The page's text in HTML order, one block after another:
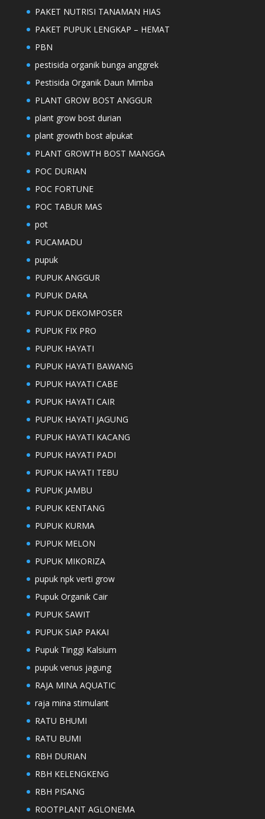
PAKET NUTRISI TANAMAN HIAS
PAKET PUPUK LENGKAP – HEMAT
PBN
pestisida organik bunga anggrek
Pestisida Organik Daun Mimba
PLANT GROW BOST ANGGUR
plant grow bost durian
plant growth bost alpukat
PLANT GROWTH BOST MANGGA
POC DURIAN
POC FORTUNE
POC TABUR MAS
pot
PUCAMADU
pupuk
PUPUK ANGGUR
PUPUK DARA
PUPUK DEKOMPOSER
PUPUK FIX PRO
PUPUK HAYATI
PUPUK HAYATI BAWANG
PUPUK HAYATI CABE
PUPUK HAYATI CAIR
PUPUK HAYATI JAGUNG
PUPUK HAYATI KACANG
PUPUK HAYATI PADI
PUPUK HAYATI TEBU
PUPUK JAMBU
PUPUK KENTANG
PUPUK KURMA
PUPUK MELON
PUPUK MIKORIZA
pupuk npk verti grow
Pupuk Organik Cair
PUPUK SAWIT
PUPUK SIAP PAKAI
Pupuk Tinggi Kalsium
pupuk venus jagung
RAJA MINA AQUATIC
raja mina stimulant
RATU BHUMI
RATU BUMI
RBH DURIAN
RBH KELENGKENG
RBH PISANG
ROOTPLANT AGLONEMA